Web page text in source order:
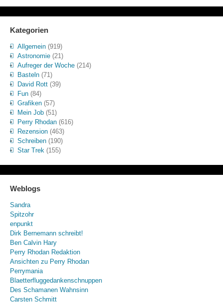
Kategorien
Allgemein(919)
Astronomie(21)
Aufreger der Woche(214)
Basteln(71)
David Rott(39)
Fun(84)
Grafiken(57)
Mein Job(51)
Perry Rhodan(616)
Rezension(463)
Schreiben(190)
Star Trek(155)
Weblogs
Sandra
Spitzohr
enpunkt
Dirk Bernemann schreibt!
Ben Calvin Hary
Perry Rhodan Redaktion
Ansichten zu Perry Rhodan
Perrymania
Blaetterfluggedankenschnuppen
Des Schamanen Wahnsinn
Carsten Schmitt